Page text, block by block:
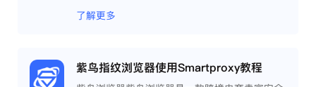
了解更多
紫鸟指纹浏览器使用Smartproxy教程